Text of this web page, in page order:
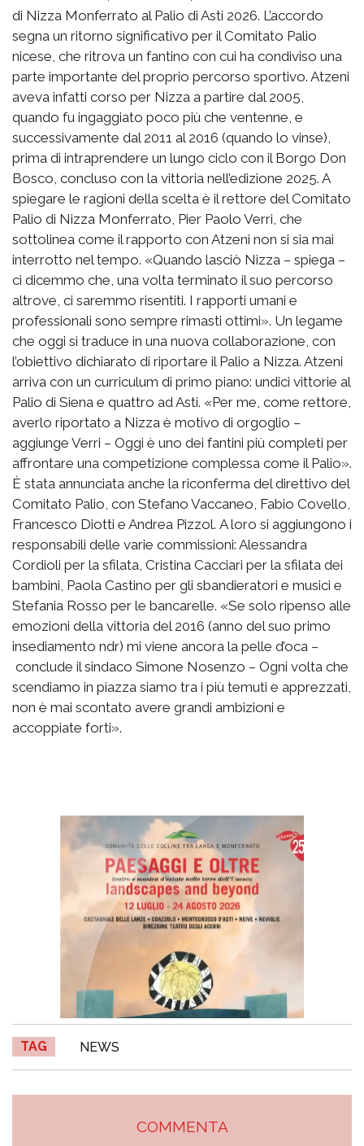
di Nizza Monferrato al Palio di Asti 2026. L’accordo
segna un ritorno significativo per il Comitato Palio
nicese, che ritrova un fantino con cui ha condiviso una
parte importante del proprio percorso sportivo. Atzeni
aveva infatti corso per Nizza a partire dal 2005,
quando fu ingaggiato poco più che ventenne, e
successivamente dal 2011 al 2016 (quando lo vinse),
prima di intraprendere un lungo ciclo con il Borgo Don
Bosco, concluso con la vittoria nell’edizione 2025. A
spiegare le ragioni della scelta è il rettore del Comitato
Palio di Nizza Monferrato, Pier Paolo Verri, che
sottolinea come il rapporto con Atzeni non si sia mai
interrotto nel tempo. «Quando lasciò Nizza – spiega –
ci dicemmo che, una volta terminato il suo percorso
altrove, ci saremmo risentiti. I rapporti umani e
professionali sono sempre rimasti ottimi». Un legame
che oggi si traduce in una nuova collaborazione, con
l’obiettivo dichiarato di riportare il Palio a Nizza. Atzeni
arriva con un curriculum di primo piano: undici vittorie al
Palio di Siena e quattro ad Asti. «Per me, come rettore,
averlo riportato a Nizza è motivo di orgoglio –
aggiunge Verri – Oggi è uno dei fantini più completi per
affrontare una competizione complessa come il Palio».
È stata annunciata anche la riconferma del direttivo del
Comitato Palio, con Stefano Vaccaneo, Fabio Covello,
Francesco Diotti e Andrea Pizzol. A loro si aggiungono i
responsabili delle varie commissioni: Alessandra
Cordioli per la sfilata, Cristina Cacciari per la sfilata dei
bambini, Paola Castino per gli sbandieratori e musici e
Stefania Rosso per le bancarelle. «Se solo ripenso alle
emozioni della vittoria del 2016 (anno del suo primo
insediamento ndr) mi viene ancora la pelle d’oca –
conclude il sindaco Simone Nosenzo – Ogni volta che
scendiamo in piazza siamo tra i più temuti e apprezzati,
non è mai scontato avere grandi ambizioni e
accoppiate forti».
TAG NEWS
COMMENTA